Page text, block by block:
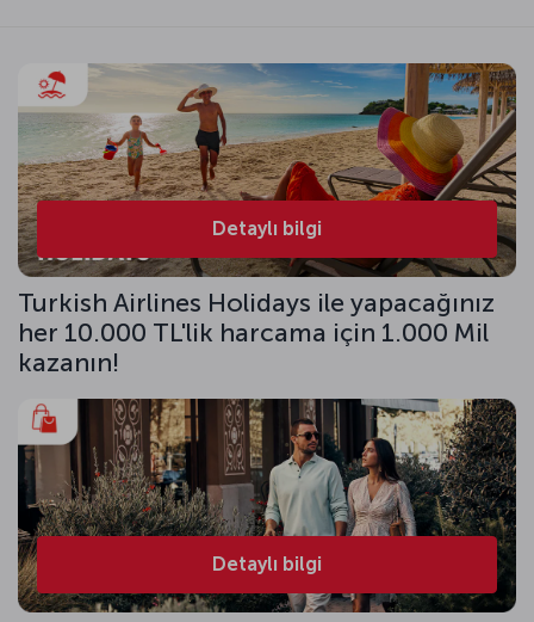
Detaylı bilgi
Turkish Airlines Holidays ile yapacağınız
her 10.000 TL'lik harcama için 1.000 Mil
kazanın!
Detaylı bilgi